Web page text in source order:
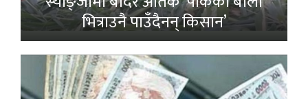
भित्राउनै पाउँदैनन् किसान’